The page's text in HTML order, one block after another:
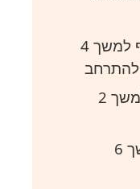
שאף אוויר דרך האף למשך 4
להתרחב
עצור את הנשימה למשך 2
נשוף דרך הפה למשך 6